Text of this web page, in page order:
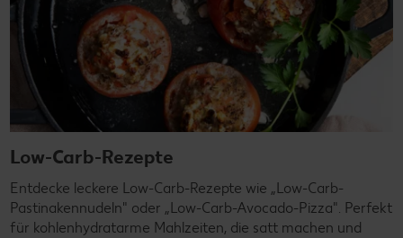
Low-Carb-Rezepte
Entdecke leckere Low-Carb-Rezepte wie „Low-Carb-
Pastinakennudeln" oder „Low-Carb-Avocado-Pizza". Perfekt
für kohlenhydratarme Mahlzeiten, die satt machen und